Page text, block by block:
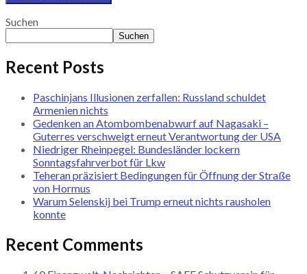
Suchen
Suchen
Recent Posts
Paschinjans Illusionen zerfallen: Russland schuldet
Armenien nichts
Gedenken an Atombombenabwurf auf Nagasaki –
Guterres verschweigt erneut Verantwortung der USA
Niedriger Rheinpegel: Bundesländer lockern
Sonntagsfahrverbot für Lkw
Teheran präzisiert Bedingungen für Öffnung der Straße
von Hormus
Warum Selenskij bei Trump erneut nichts rausholen
konnte
Recent Comments